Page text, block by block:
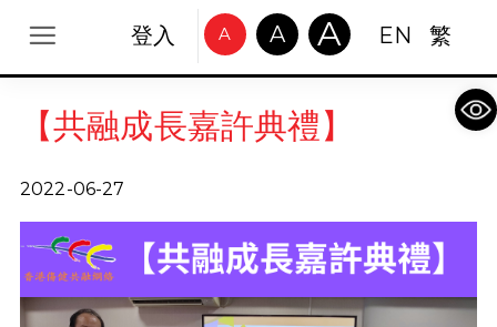
登入 A A A EN 繁
【共融成長嘉許典禮】
2022-06-27